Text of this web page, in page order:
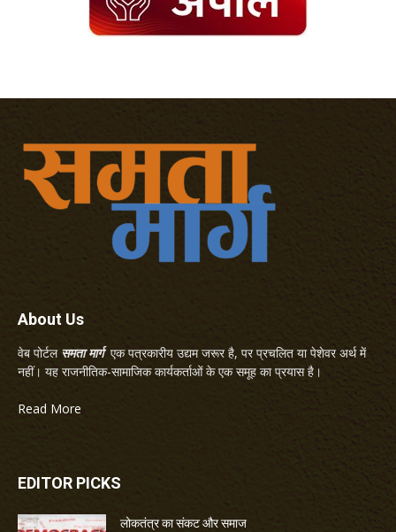
About Us
वेब पोर्टल समता मार्गएक पत्रकारीय उद्यम जरूर है, पर प्रचलित या पेशेवर अर्थ में
नहीं। यह राजनीतिक-सामाजिक कार्यकर्ताओं के एक समूह का प्रयास है।
Read More
EDITOR PICKS
लोकतंत्र का संकट और समाज